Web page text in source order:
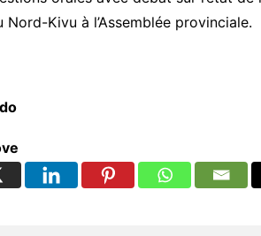
Nord-Kivu à l’Assemblée provinciale.